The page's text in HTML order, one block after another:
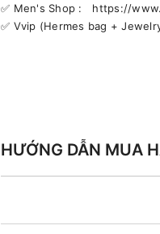
✅️ Men's Shop : https://
✅️ Vvip (Hermes bag +
HƯỚNG DẪN MUA